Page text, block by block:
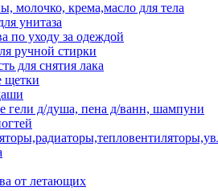
молочко, крема,масло для тела
унитаза
по уходу за одеждой
ручной стирки
для снятия лака
щетки
гели д/душа, пена д/ванн, шампуни
от летающих